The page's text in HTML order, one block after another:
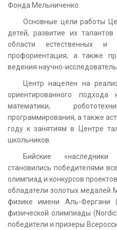
Фонда Мельниченко.
Основные цели работы
детей, развитие их
области естественных и
профориентация, а также
ведения научно-
Центр нацелен на
ориентированного
математики,
программирования, а также
году к занятиям в Центре
школьников.
Бийские «наследники
становились победителями
олимпиад и конкурсов
обладатели золотых
физике имени Аль-Фергани
физической олимпиады
победители и призеры